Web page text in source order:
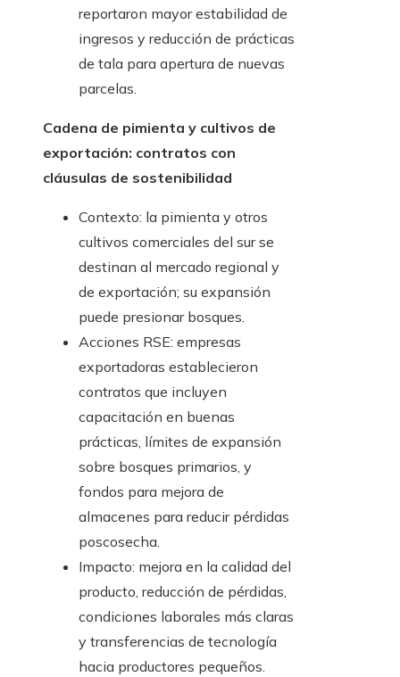
reportaron mayor estabilidad de
ingresos y reducción de prácticas
de tala para apertura de nuevas
parcelas.
Cadena de pimienta y cultivos de
exportación: contratos con
cláusulas de sostenibilidad
Contexto: la pimienta y otros
cultivos comerciales del sur se
destinan al mercado regional y
de exportación; su expansión
puede presionar bosques.
Acciones RSE: empresas
exportadoras establecieron
contratos que incluyen
capacitación en buenas
prácticas, límites de expansión
sobre bosques primarios, y
fondos para mejora de
almacenes para reducir pérdidas
poscosecha.
Impacto: mejora en la calidad del
producto, reducción de pérdidas,
condiciones laborales más claras
y transferencias de tecnología
hacia productores pequeños.